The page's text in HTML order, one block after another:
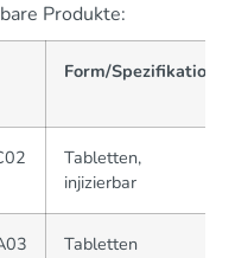
Produkte:
Form/Spezifikation
Tabletten,
injizierbar
Tabletten